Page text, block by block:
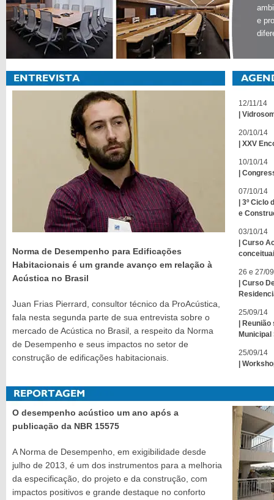
e
Norma de Desempenho para Edificações
Habitacionais é um grande avanço em relação à
Acústica no Brasil
Juan Frias Pierrard, consultor técnico da ProAcústica,
fala nesta segunda parte de sua entrevista sobre o
mercado de Acústica no Brasil, a respeito da Norma
de Desempenho e seus impactos no setor de
construção de edificações habitacionais.
12/11/14
|
20/10/14
| XXV
10/10/14
|
07/10/14
| 3º
e
03/10/14
| Curso
26 e 27/
| Curso
25/09/14
|
Municipal
25/09/14
|
O desempenho acústico um ano após a
publicação da NBR 15575
A Norma de Desempenho, em exigibilidade desde
julho de 2013, é um dos instrumentos para a melhoria
da especificação, do projeto e da construção, com
impactos positivos e grande destaque no conforto